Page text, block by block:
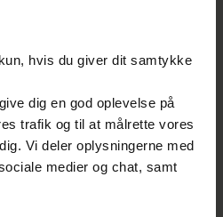
hvis du giver dit samtykke
dig en god oplevelse på
trafik og til at målrette vores
Vi deler oplysningerne med
medier og chat, samt
har du mulighed for at
og/eller
mere om, hvilke
organiserer arbejdet i
technologies